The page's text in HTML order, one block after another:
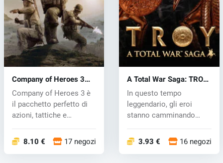
Company of Heroes 3
(PC) key
Company of Heroes 3 è
il pacchetto perfetto di
azioni, tattiche e
8.10 € 17 negozi
A Total War Saga: TROY
(PC) key
In questo tempo
leggendario, gli eroi
stanno camminando
3.93 € 16 negozi